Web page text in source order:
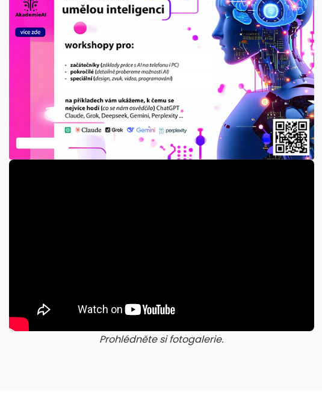
Prohlédněte si fotogalerie.
Microsoft chce, aby na Xbox Helix běhaly všechny hry, které kdy vyšly pro Xbox